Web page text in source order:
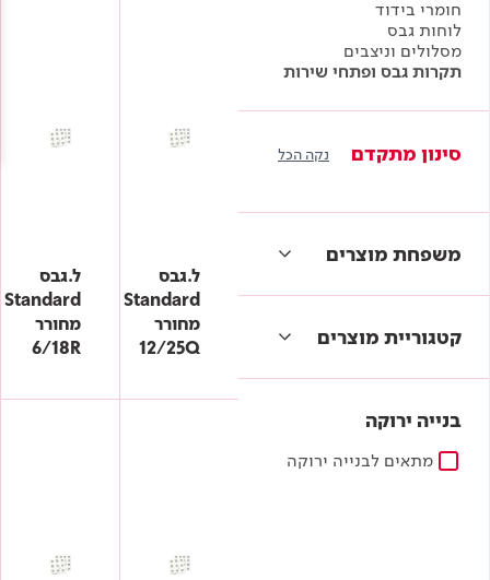
עץ
מתכת
RAL
לכל מוצרי צבע וציפויים
Academy
תוכן מקצועי
מדיניות סביבתית
מדיניות מערכת משולבת ו - ISO
פתרונות לתעשייה
חומרי בידוד
לוחות גבס
מסלולים וניצבים
תקרות גבס ופתחי שירות
סינון מתקדם נקה הכל
משפחת מוצרים
פתחי שירות
קטגוריית מוצרים
בנייה ירוקה
מתאים לבנייה ירוקה
ל.גבס
Standard
מחורר
12/25Q
ל.גבס
Standard
מחורר
6/18R